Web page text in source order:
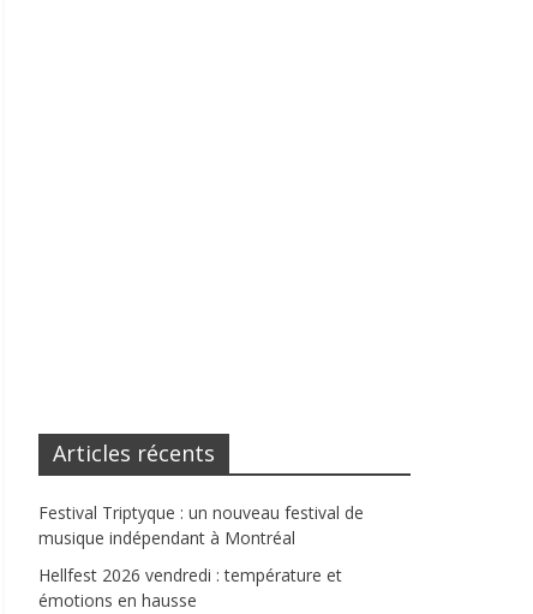
Articles récents
Festival Triptyque : un nouveau festival de
musique indépendant à Montréal
Hellfest 2026 vendredi : température et
émotions en hausse